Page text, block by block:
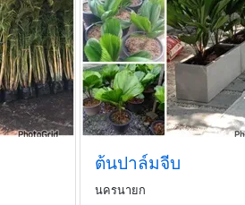
ต้นปาล์มจีบ
นครนายก